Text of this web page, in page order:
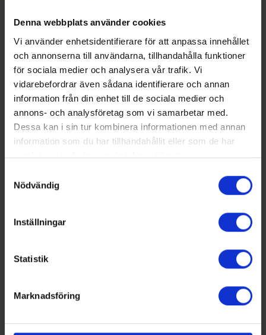
Denna webbplats använder cookies
Vi använder enhetsidentifierare för att anpassa innehållet
och annonserna till användarna, tillhandahålla funktioner
för sociala medier och analysera vår trafik. Vi
vidarebefordrar även sådana identifierare och annan
information från din enhet till de sociala medier och
annons- och analysföretag som vi samarbetar med.
Dessa kan i sin tur kombinera informationen med annan
information som du har tillhandahållit eller som de har
samlat in när du har använt deras tjänster.
Nödvändig
Inställningar
Statistik
Marknadsföring